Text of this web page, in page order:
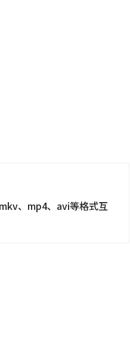
、mp4、avi等格式互